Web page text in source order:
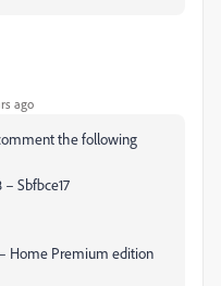
ago
the following
– Sbfbce17
Home Premium edition